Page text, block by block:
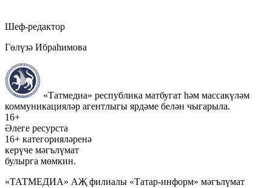
Шеф-редактор
Гөлүзә Ибраһимова
«Татмедиа» республика матбугат һәм массакүләм
коммуникацияләр агентлыгы ярдәме белән чыгарыла.
16+
Әлеге ресурста
16+ категорияләренә
керүче мәгълүмат
булырга мөмкин.
«ТАТМЕДИА» АҖ филиалы «Татар-информ» мәгълүмат